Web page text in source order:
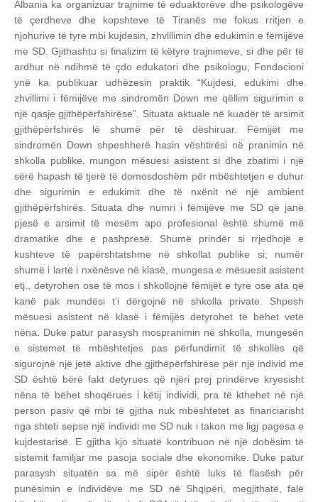
Albania ka organizuar trajnime të eduaktorëve dhe psikologëve
të çerdheve dhe kopshteve të Tiranës me fokus rritjen e
njohurive të tyre mbi kujdesin, zhvillimin dhe edukimin e fëmijëve
me SD. Gjithashtu si finalizim të këtyre trajnimeve, si dhe për të
ardhur në ndihmë të çdo edukatori dhe psikologu, Fondacioni
ynë ka publikuar udhëzesin praktik “Kujdesi, edukimi dhe
zhvillimi i fëmijëve me sindromën Down me qëllim sigurimin e
një qasje gjithëpërfshirëse”. Situata aktuale në kuadër të arsimit
gjithëpërfshirës lë shumë për të dëshiruar. Fëmijët me
sindromën Down shpeshherë hasin vështirësi në pranimin në
shkolla publike, mungon mësuesi asistent si dhe zbatimi i një
sërë hapash të tjerë të domosdoshëm për mbështetjen e duhur
dhe sigurimin e edukimit dhe të nxënit në një ambient
gjithëpërfshirës. Situata dhe numri i fëmijëve me SD që janë
pjesë e arsimit të mesëm apo profesional është shumë më
dramatike dhe e pashpresë. Shumë prindër si rrjedhojë e
kushteve të papërshtatshme në shkollat publike si; numër
shumë i lartë i nxënësve në klasë, mungesa e mësuesit asistent
etj., detyrohen ose të mos i shkollojnë fëmijët e tyre ose ata që
kanë pak mundësi t’i dërgojnë në shkolla private. Shpesh
mësuesi asistent në klasë i fëmijës detyrohet të bëhet vetë
nëna. Duke patur parasysh mospranimin në shkolla, mungesën
e sistemet të mbështetjes pas përfundimit të shkollës që
sigurojnë një jetë aktive dhe gjithëpërfshirëse për një individ me
SD është bërë fakt detyrues që njëri prej prindërve kryesisht
nëna të bëhet shoqërues i këtij individi, pra të kthehet në një
person pasiv që mbi të gjitha nuk mbështetet as financiarisht
nga shteti sepse një individi me SD nuk i takon me ligj pagesa e
kujdestarisë. E gjitha kjo situatë kontribuon në një dobësim të
sistemit familjar me pasoja sociale dhe ekonomike. Duke patur
parasysh situatën sa më sipër është luks të flasësh për
punësimin e individëve me SD në Shqipëri, megjithatë, falë